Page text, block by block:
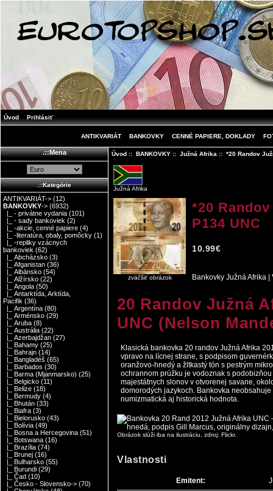
Úvod Prihlásiť
ANTIKVARIÁT BANKOVKY CENNÉ PAPIERE, DOKLADY
.::Mena
.::Kategórie
ANTIKVARIÁT-> (12)
BANKOVKY-> (6932)
|_ - privátne vydania (101)
|_ - sady bankoviek (2)
|_ -akcie, cenné papiere (4)
|_ -literatúra, obaly, pomôcky (1)
|_ -repliky vzácnych
bankoviek (62)
|_ Abcházsko (3)
|_ Afganistan (36)
|_ Albánsko (54)
|_ Alžírsko (22)
|_ Angola (50)
|_ Antarktída, Arktída,
Pacifik (36)
|_ Argentína (80)
|_ Arménsko (29)
|_ Aruba (8)
|_ Austrália (22)
|_ Azerbajdžan (27)
|_ Bahamy (25)
|_ Bahrajn (14)
|_ Bangladéš (65)
|_ Barbados (30)
|_ Barma (Mjanmarsko) (25)
|_ Belgicko (11)
|_ Belize (18)
|_ Bermudy (4)
|_ Bhután (33)
|_ Biafra (3)
|_ Bielorusko (43)
|_ Bolívia (49)
|_ Bosna a Hercegovina (51)
|_ Botswana (16)
|_ Brazília (74)
|_ Brunej (16)
|_ Bulharsko (55)
|_ Burundi (29)
|_ Čad (10)
|_ Česko - Slovensko-> (70)
Úvod:: BANKOVKY:: Južná Afrika :: *20 Randov
Južná Afrika
zväčšiť obrázok
*20
P134 UNC
10.99€
Bankovky Južná Afrika
20 Randov Južná
UNC (Nelson
Klasická bankovka 20 randov Južná Afrika
vpravo na lícnej strane, s podpisom
oranžovo-hnedý a žltkastý tón s pestrým
ochrannom prúžku je vodoznak s
majestátnych slonov v otvorenej savane,
domorodých jazykoch. Bankovka
numizmatická aj historická hodnota.
Obrázok slúži iba na ilustráciu, zdroj: Flickr.
Vlastnosti
Emitent: